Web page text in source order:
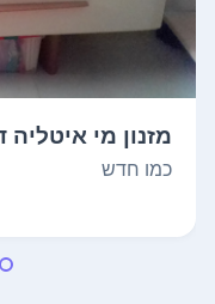
מזנון מי
ח...
כמו חדש